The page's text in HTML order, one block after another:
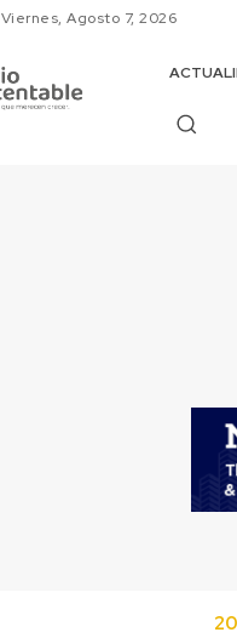
Viernes, Agosto 7, 2026